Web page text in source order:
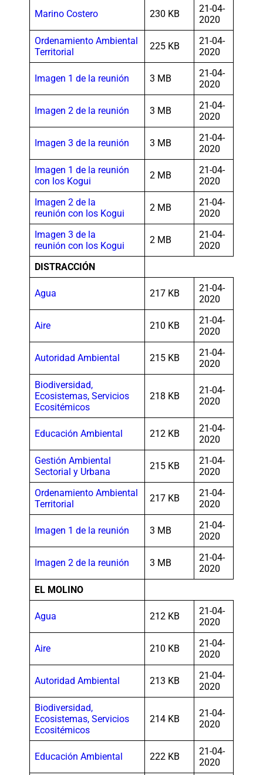
Marino Costero 230 KB
21-04-
2020
Ordenamiento Ambiental
Territorial
225 KB
21-04-
2020
Imagen 1 de la reunión 3 MB
21-04-
2020
Imagen 2 de la reunión 3 MB
21-04-
2020
Imagen 3 de la reunión 3 MB
21-04-
2020
Imagen 1 de la reunión
con los Kogui
2 MB
21-04-
2020
Imagen 2 de la
reunión con los Kogui
2 MB
21-04-
2020
Imagen 3 de la
reunión con los Kogui
2 MB
21-04-
2020
DISTRACCIÓN
Agua 217 KB
21-04-
2020
Aire 210 KB
21-04-
2020
Autoridad Ambiental 215 KB
21-04-
2020
Biodiversidad,
Ecosistemas, Servicios
Ecositémicos
218 KB
21-04-
2020
Educación Ambiental 212 KB
21-04-
2020
Gestión Ambiental
Sectorial y Urbana
215 KB
21-04-
2020
Ordenamiento Ambiental
Territorial
217 KB
21-04-
2020
Imagen 1 de la reunión 3 MB
21-04-
2020
Imagen 2 de la reunión 3 MB
21-04-
2020
EL MOLINO
Agua 212 KB
21-04-
2020
Aire 210 KB
21-04-
2020
Autoridad Ambiental 213 KB
21-04-
2020
Biodiversidad,
Ecosistemas, Servicios
Ecositémicos
214 KB
21-04-
2020
Educación Ambiental 222 KB
21-04-
2020